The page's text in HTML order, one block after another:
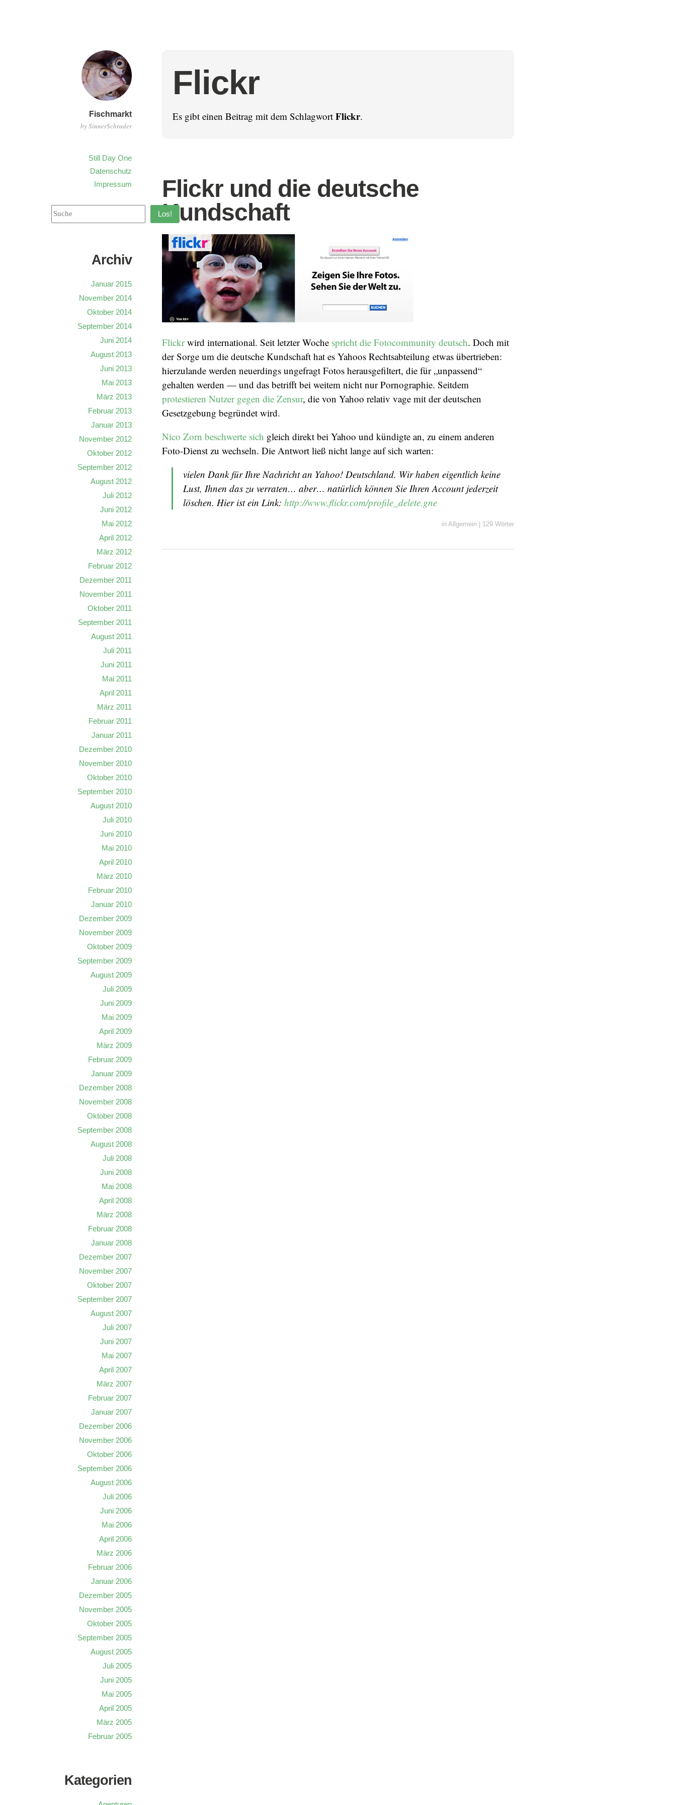
Fischmarkt
by SinnerSchrader
Still Day One
Datenschutz
Impressum
Flickr
Es gibt einen Beitrag mit dem Schlagwort Flickr.
Flickr und die deutsche
Kundschaft
Flickrwird international. Seit letzter Woche spricht die Fotocommunity deutsch. Doch mit
der Sorge um die deutsche Kundschaft hat es Yahoos Rechtsabteilung etwas übertrieben:
hierzulande werden neuerdings ungefragt Fotos herausgefiltert, die für „unpassend“
gehalten werden — und das betrifft bei weitem nicht nur Pornographie. Seitdem
protestieren Nutzer gegen die Zensur, die von Yahoo relativ vage mit der deutschen
Gesetzgebung begründet wird.
Nico Zorn beschwerte sich gleich direkt bei Yahoo und kündigte an, zu einem anderen
Foto-Dienst zu wechseln. Die Antwort ließ nicht lange auf sich warten:
vielen Dank für Ihre Nachricht an Yahoo! Deutschland. Wir haben eigentlich keine
Lust, Ihnen das zu verraten… aber… natürlich können Sie Ihren Account jederzeit
löschen. Hier ist ein Link: http://www.flickr.com/profile_delete.gne
in Allgemein 129 Wörter
Los!
Archiv
Januar 2015
November 2014
Oktober 2014
September 2014
Juni 2014
August 2013
Juni 2013
Mai 2013
März 2013
Februar 2013
Januar 2013
November 2012
Oktober 2012
September 2012
August 2012
Juli 2012
Juni 2012
Mai 2012
April 2012
März 2012
Februar 2012
Dezember 2011
November 2011
Oktober 2011
September 2011
August 2011
Juli 2011
Juni 2011
Mai 2011
April 2011
März 2011
Februar 2011
Januar 2011
Dezember 2010
November 2010
Oktober 2010
September 2010
August 2010
Juli 2010
Juni 2010
Mai 2010
April 2010
März 2010
Februar 2010
Januar 2010
Dezember 2009
November 2009
Oktober 2009
September 2009
August 2009
Juli 2009
Juni 2009
Mai 2009
April 2009
März 2009
Februar 2009
Januar 2009
Dezember 2008
November 2008
Oktober 2008
September 2008
August 2008
Juli 2008
Juni 2008
Mai 2008
April 2008
März 2008
Februar 2008
Januar 2008
Dezember 2007
November 2007
Oktober 2007
September 2007
August 2007
Juli 2007
Juni 2007
Mai 2007
April 2007
März 2007
Februar 2007
Januar 2007
Dezember 2006
November 2006
Oktober 2006
September 2006
August 2006
Juli 2006
Juni 2006
Mai 2006
April 2006
März 2006
Februar 2006
Januar 2006
Dezember 2005
November 2005
Oktober 2005
September 2005
August 2005
Juli 2005
Juni 2005
Mai 2005
April 2005
März 2005
Februar 2005
Kategorien